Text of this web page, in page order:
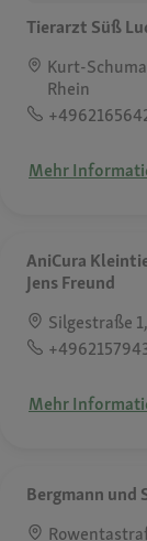
Tierarzt Süß
Kurt-
Rhein
Mehr
AniCura
Jens Freund
Silgestraße
Mehr
Bergmann und